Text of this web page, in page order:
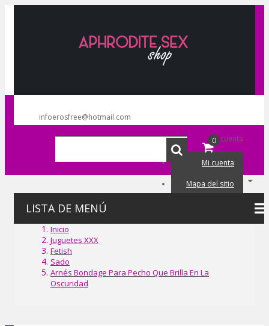
infoerosfree@hotmail.com
Mi cuenta
Mi cuenta
Mapa del sitio
Iniciar sesión
0
LISTA DE MENÚ
Inicio
Juguetes XXX
Fetish
Sado
Arnés Bondage Para Pecho Que Brilla En La
Oscuridad